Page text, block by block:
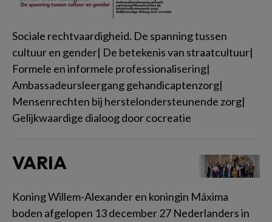
Sociale rechtvaardigheid. De spanning tussen
cultuur en gender| De betekenis van straatcultuur|
Formele en informele professionalisering|
Ambassadeursleergang gehandicaptenzorg|
Mensenrechten bij herstelondersteunende zorg|
Gelijkwaardige dialoog door cocreatie
VARIA
Koning Willem-Alexander en koningin Máxima
boden afgelopen 13 december 27 Nederlanders in